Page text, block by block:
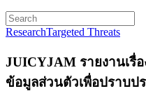
ResearchTargeted Threats
JUICYJAM รายงานเรื่
ข้อมูลส่วนตัวเพื่อปราบป